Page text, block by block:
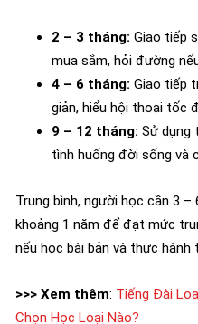
2 – 3 tháng: Giao tiếp
mua sắm, hỏi đường
4 – 6 tháng: Giao tiếp
giản, hiểu hội thoại tốc
9 – 12 tháng: Sử dụng
tình huống đời sống và
Trung bình, người học cần 3
khoảng 1 năm để đạt mức
nếu học bài bản và thực hành
>>> Xem thêm: Tiếng Đài
Chọn Học Loại Nào?